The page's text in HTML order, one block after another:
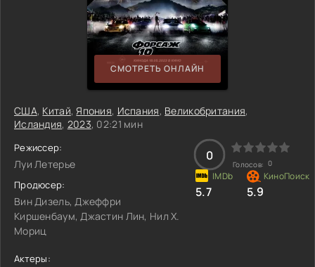
СМОТРЕТЬ ОНЛАЙН
США, Китай,Япония, Испания, Великобритания,
Исландия, 2023, 02:21 мин
Режиссер:
Луи Летерье
Продюсер:
Вин Дизель, Джеффри
Киршенбаум, Джастин Лин, Нил Х.
Мориц
0
Голосов: 0
5.7 5.9
Актеры: